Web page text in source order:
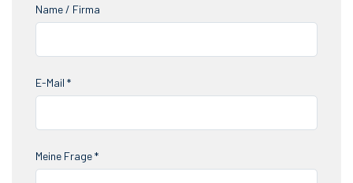
Name / Firma
E-Mail *
Meine Frage *